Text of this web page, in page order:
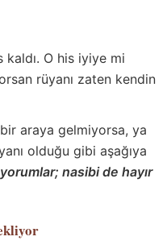
O his iyiye mi
rüyanı zaten kendin
araya gelmiyorsa, ya
olduğu gibi aşağıya
nasibi de hayır